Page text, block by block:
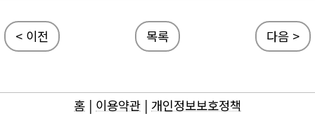
< 이전 목록 다음 >
홈 | 이용약관 | 개인정보보호정책